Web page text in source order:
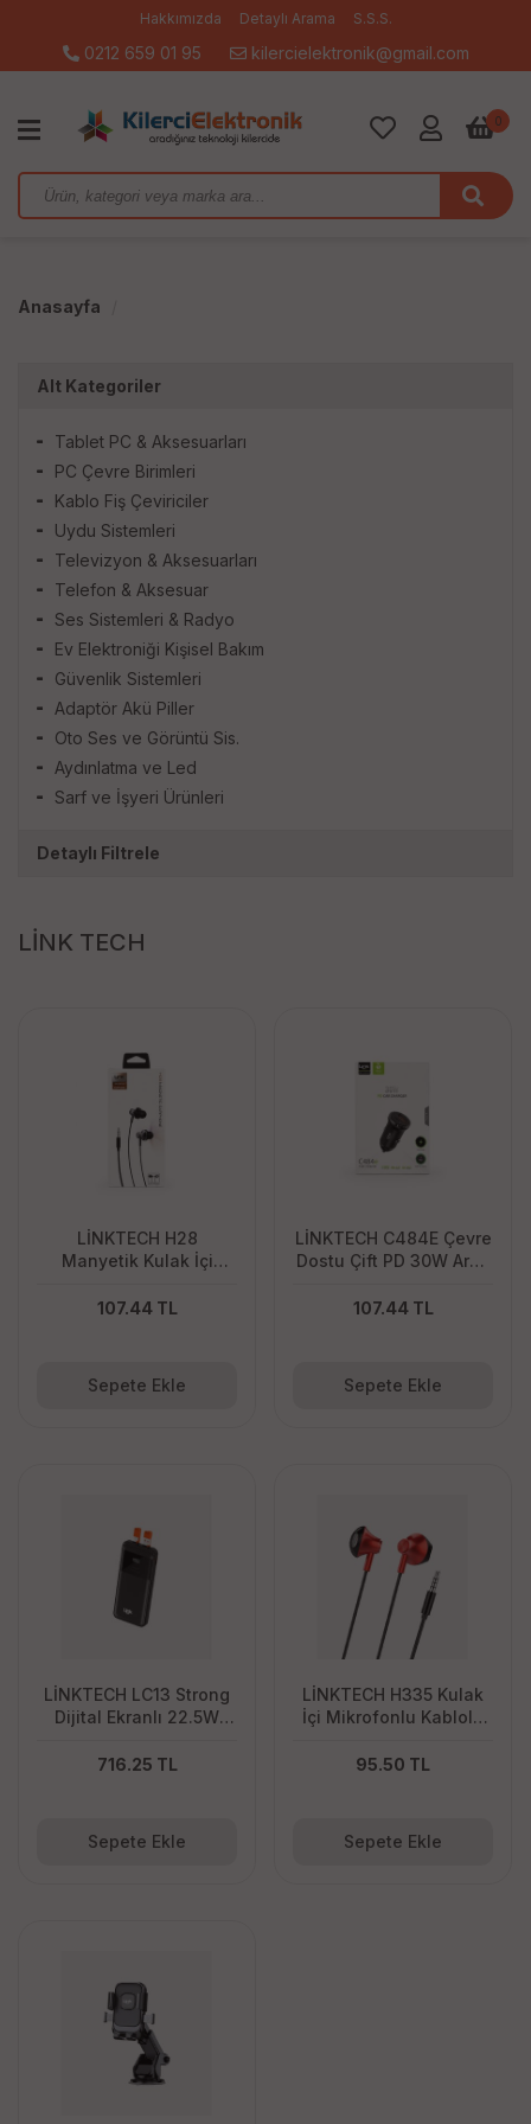
Hakkımızda Detaylı Arama S.S.S.
0212 659 01 95 kilercielektronik@gmail.com
0
Anasayfa
Alt Kategoriler
Tablet PC & Aksesuarları
PC Çevre Birimleri
Kablo Fiş Çeviriciler
Uydu Sistemleri
Televizyon & Aksesuarları
Telefon & Aksesuar
Ses Sistemleri & Radyo
Ev Elektroniği Kişisel Bakım
Güvenlik Sistemleri
Adaptör Akü Piller
Oto Ses ve Görüntü Sis.
Aydınlatma ve Led
Sarf ve İşyeri Ürünleri
Detaylı Filtrele
LİNK TECH
LİNKTECH H28
Manyetik Kulak İçi
Kulaklık
107.44 TL
Sepete Ekle
LİNKTECH C484E Çevre
Dostu Çift PD 30W Araç
107.44 TL
Sepete Ekle
LİNKTECH LC13 Strong
Dijital Ekranlı 22.5W
Powerbank
716.25 TL
Sepete Ekle
LİNKTECH H335 Kulak
İçi Mikrofonlu Kablolu
95.50 TL
Sepete Ekle